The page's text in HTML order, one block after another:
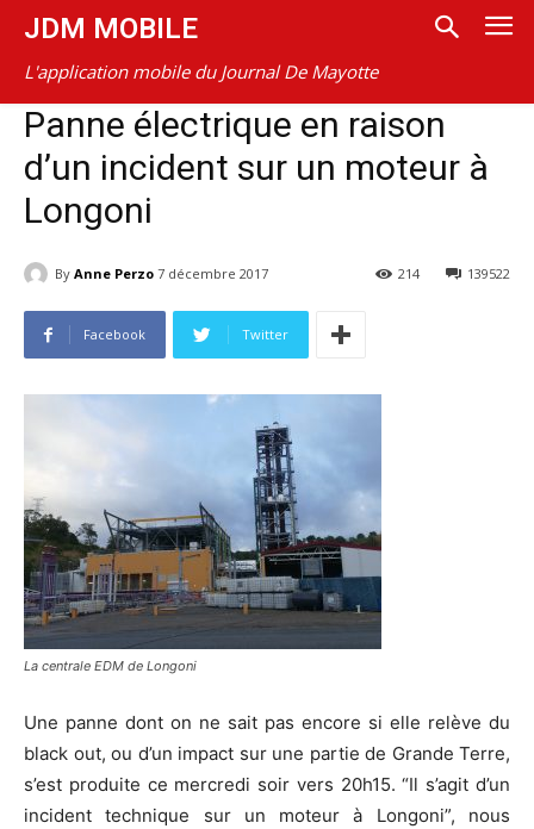
JDM MOBILE
L'application mobile du Journal De Mayotte
Panne électrique en raison
d’un incident sur un moteur à
Longoni
By Anne Perzo 7 décembre 2017 139522
214
Facebook Twitter
La centrale EDM de Longoni
Une panne dont on ne sait pas encore si elle relève du
black out, ou d’un impact sur une partie de Grande Terre,
s’est produite ce mercredi soir vers 20h15. “Il s’agit d’un
incident technique sur un moteur à Longoni”, nous